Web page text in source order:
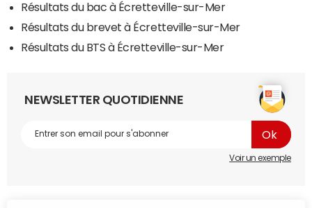
Résultats du bac à Écretteville-sur-Mer
Résultats du brevet à Écretteville-sur-Mer
Résultats du BTS à Écretteville-sur-Mer
NEWSLETTER QUOTIDIENNE
Voir un exemple